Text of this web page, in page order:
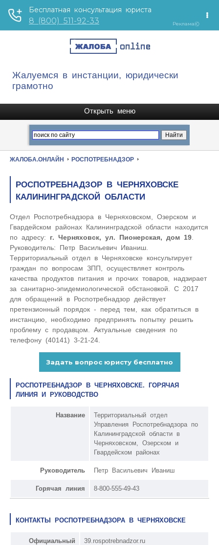
Жалуемся в инстанции, юридически
грамотно
ЖАЛОБА.ОНЛАЙН РОСПОТРЕБНАДЗОР
РОСПОТРЕБНАДЗОР В ЧЕРНЯХОВСКЕ
КАЛИНИНГРАДСКОЙ ОБЛАСТИ
Отдел Роспотребнадзора в Черняховском, Озерском и
Гвардейском районах Калининградской области находится
по адресу: г. Черняховск, ул. Пионерская, дом 19
Руководитель: Петр Васильевич Иваниш.
Территориальный отдел в Черняховске консультирует
граждан по вопросам ЗПП, осуществляет контроль
качества продуктов питания и прочих товаров, надзирает
за санитарно-эпидемиологической обстановкой. С 2017
для обращений в Роспотребнадзор действует
претензионный порядок - перед тем, как обратиться в
инстанцию, необходимо предпринять попытку решить
проблему с продавцом. Актуальные сведения по
телефону (40141) 3-21-24.
РОСПОТРЕБНАДЗОР В ЧЕРНЯХОВСКЕ. ГОРЯЧАЯ
ЛИНИЯ И РУКОВОДСТВО
Название
Территориальный отдел
Управления Роспотребнадзора по
Калининградской области в
Черняховском, Озерском и
Гвардейском районах
Руководитель Петр Васильевич Иваниш
Горячая линия 8-800-555-49-43
КОНТАКТЫ РОСПОТРЕБНАДЗОРА В ЧЕРНЯХОВСКЕ
Официальный
39.rospotrebnadzor.ru